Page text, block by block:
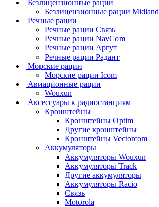
Безлицензионные рации
Безлицензионные рации Midland
Речные рации
Речные рации Связь
Речные рации NavCom
Речные рации Аргут
Речные рации Радант
Морские рации
Морские рации Icom
Авиационные рации
Wouxun
Аксессуары к радиостанциям
Кронштейны
Кронштейны Optim
Другие кронштейны
Кронштейны Vectorcom
Аккумуляторы
Аккумуляторы Wouxun
Аккумуляторы Track
Другие аккумуляторы
Аккумуляторы Racio
Связь
Motorola